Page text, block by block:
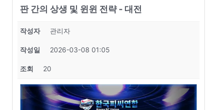
판 간의 상생 및 윈윈 전략 - 대전
작성자 관리자
작성일 2026-03-08 01:05
조회 20